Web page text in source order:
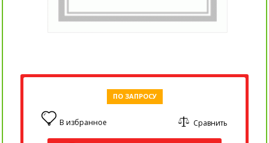
ПО ЗАПРОСУ
0 В избранное Сравнить